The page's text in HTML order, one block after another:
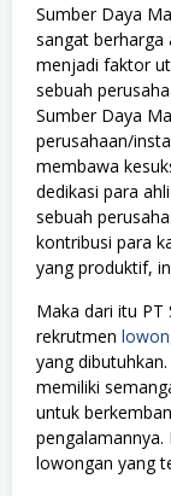
Sumber Daya
sangat berharga
menjadi faktor
sebuah
Sumber Daya
perusahaan/
membawa
dedikasi para
sebuah
kontribusi para
yang produktif,
Maka dari itu PT
rekrutmen
yang
memiliki
untuk
pengalamannya.
lowongan yang